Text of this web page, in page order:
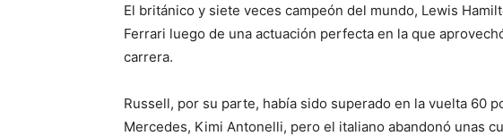
El británico y siete veces campeón del mundo, Lewis
Ferrari luego de una actuación perfecta en la que
carrera.
Russell, por su parte, había sido superado en la vuelta 60
Mercedes, Kimi Antonelli, pero el italiano abandonó unas